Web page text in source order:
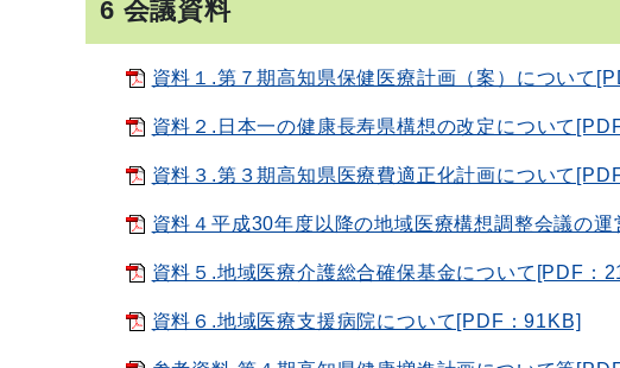
6 会議資料
資料１.第７期高知県保健医療計画（案）について
資料２.日本一の健康長寿県構想の改定について
資料３.第３期高知県医療費適正化計画について
資料４平成30年度以降の地域医療構想調整会議の
資料５.地域医療介護総合確保基金について[PDF：
資料６.地域医療支援病院について[PDF：91KB]